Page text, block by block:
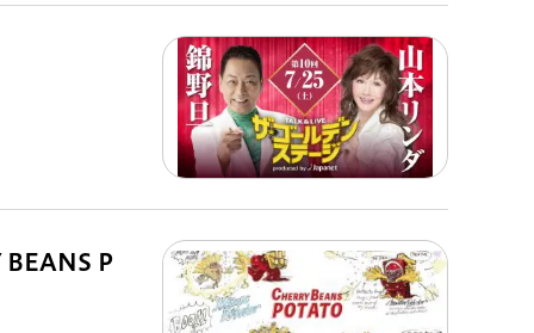
BEANS P